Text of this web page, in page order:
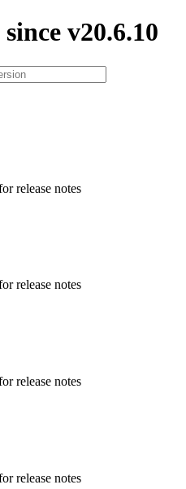
v20.6.10
release notes
release notes
release notes
release notes